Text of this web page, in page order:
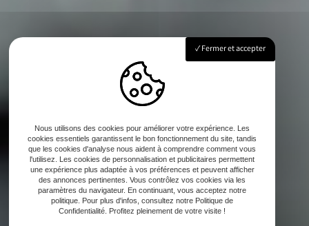
Fermer et accepter
Nous utilisons des cookies pour améliorer votre expérience. Les
cookies essentiels garantissent le bon fonctionnement du site, tandis
que les cookies d'analyse nous aident à comprendre comment vous
l'utilisez. Les cookies de personnalisation et publicitaires permettent
une expérience plus adaptée à vos préférences et peuvent afficher
des annonces pertinentes. Vous contrôlez vos cookies via les
paramètres du navigateur. En continuant, vous acceptez notre
politique. Pour plus d'infos, consultez notre Politique de
Confidentialité. Profitez pleinement de votre visite !